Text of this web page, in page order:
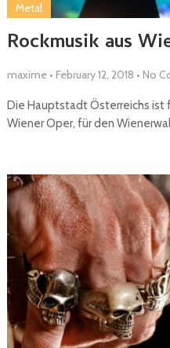
Rockmusik aus
Metal
maxime • February 12, 2018 • No
Die Hauptstadt Österreichs ist
Wiener Oper, für den